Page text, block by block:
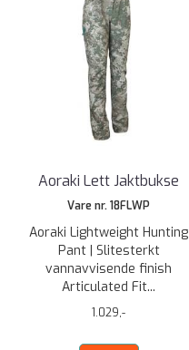
Aoraki Lett Jaktbukse
Vare nr. 18FLWP
Aoraki Lightweight Hunting
Pant | Slitesterkt
vannavvisende finish
Articulated Fit...
1.029,-